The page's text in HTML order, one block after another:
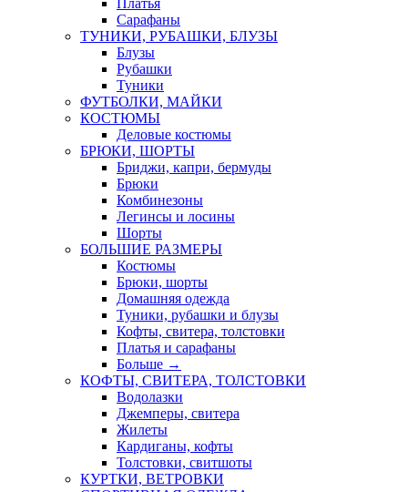
Платья
Сарафаны
ТУНИКИ, РУБАШКИ, БЛУЗЫ
Блузы
Рубашки
Туники
ФУТБОЛКИ, МАЙКИ
КОСТЮМЫ
Деловые костюмы
БРЮКИ, ШОРТЫ
Бриджи, капри, бермуды
Брюки
Комбинезоны
Легинсы и лосины
Шорты
БОЛЬШИЕ РАЗМЕРЫ
Костюмы
Брюки, шорты
Домашняя одежда
Туники, рубашки и блузы
Кофты, свитера, толстовки
Платья и сарафаны
Больше →
КОФТЫ, СВИТЕРА, ТОЛСТОВКИ
Водолазки
Джемперы, свитера
Жилеты
Кардиганы, кофты
Толстовки, свитшоты
КУРТКИ, ВЕТРОВКИ